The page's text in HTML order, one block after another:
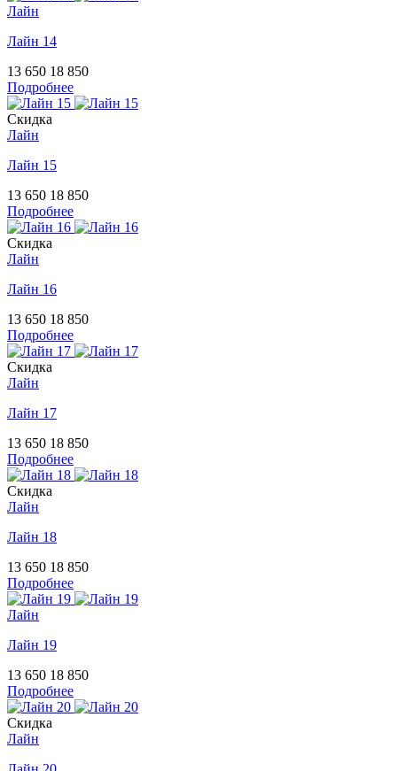
Лайн
Лайн 14
13 650 18 850
Подробнее
Скидка
Лайн
Лайн 15
13 650 18 850
Подробнее
Скидка
Лайн
Лайн 16
13 650 18 850
Подробнее
Скидка
Лайн
Лайн 17
13 650 18 850
Подробнее
Скидка
Лайн
Лайн 18
13 650 18 850
Подробнее
Лайн
Лайн 19
13 650 18 850
Подробнее
Скидка
Лайн